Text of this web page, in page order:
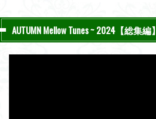
AUTUMN Mellow Tunes ~ 2024【総集編】